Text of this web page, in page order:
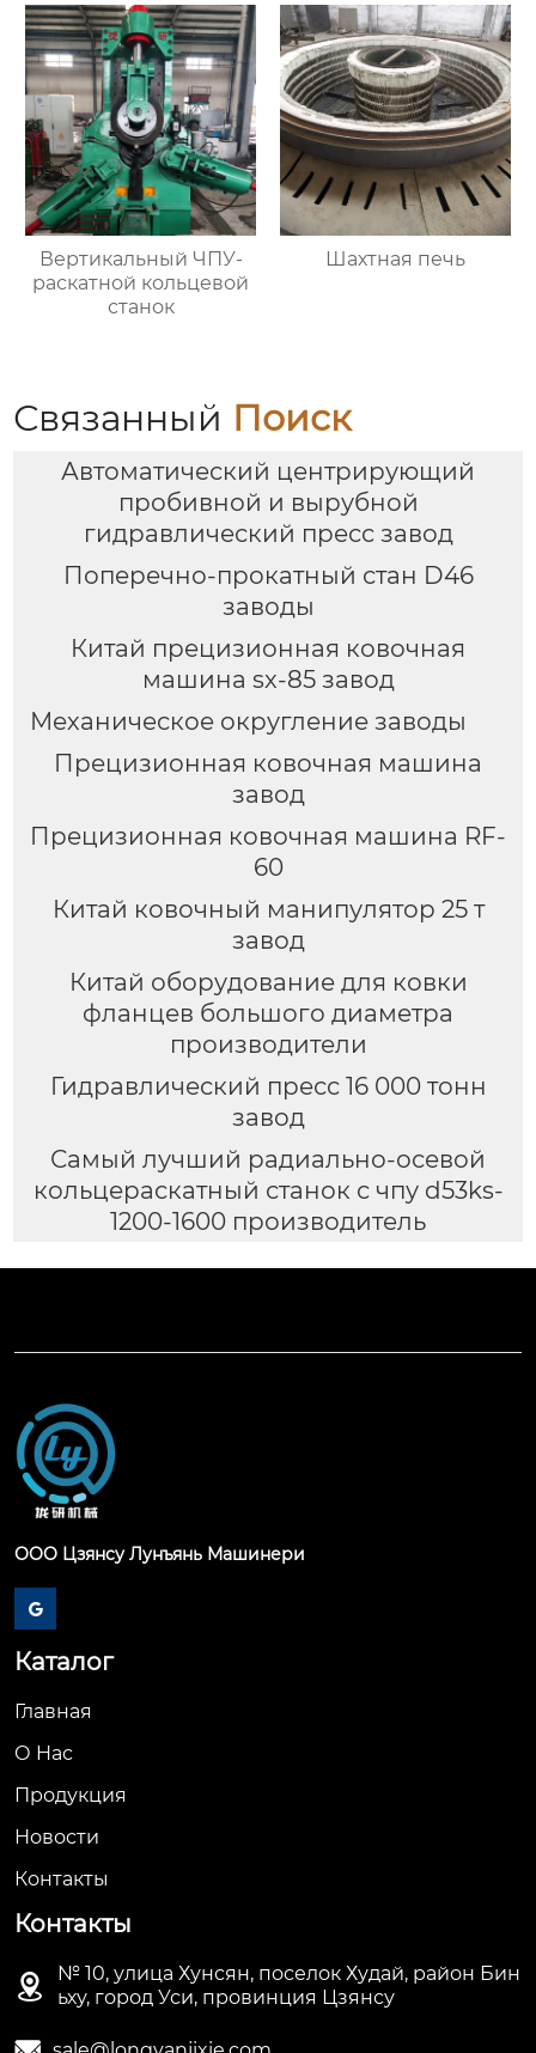
Вертикальный ЧПУ-
раскатной кольцевой
станок
Шахтная печь
Связанный Поиск
Автоматический центрирующий
пробивной и вырубной
гидравлический пресс завод
Поперечно-прокатный стан D46
заводы
Китай прецизионная ковочная
машина sx-85 завод
Механическое округление заводы
Прецизионная ковочная машина
завод
Прецизионная ковочная машина RF-
60
Китай ковочный манипулятор 25 т
завод
Китай оборудование для ковки
фланцев большого диаметра
производители
Гидравлический пресс 16 000 тонн
завод
Самый лучший радиально-осевой
кольцераскатный станок с чпу d53ks-
1200-1600 производитель
ООО Цзянсу Лунъянь Машинери

Каталог
Главная
О Hас
Продукция
Новости
Контакты
Контакты

№ 10, улица Хунсян, поселок Худай, район Бин
ьху, город Уси, провинция Цзянсу